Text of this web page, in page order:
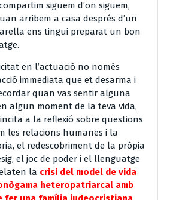
siguem d’on siguem,
arribem a casa després d’un
ens tingui preparat un bon
en l’actuació no només
immediata que et desarma i
quan vas sentir alguna
algun moment de la teva vida,
a la reflexió sobre qüestions
les relacions humanes i la
el redescobriment de la pròpia
el joc de poder i el llenguatge
la crisi del model de vida
heteropatriarcal amb